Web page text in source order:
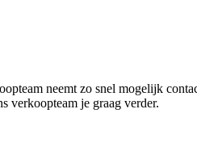
neemt zo snel mogelijk
verkoopteam je graag verder.